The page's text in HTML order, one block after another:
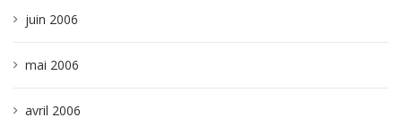
juin 2006
mai 2006
avril 2006